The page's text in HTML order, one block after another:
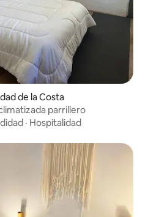
de la Costa
parrillero
· Hospitalidad